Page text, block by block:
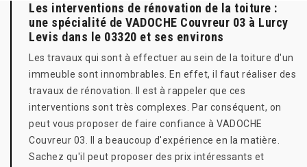
Les interventions de rénovation de la toiture :
une spécialité de VADOCHE Couvreur 03 à Lurcy
Levis dans le 03320 et ses environs
Les travaux qui sont à effectuer au sein de la toiture d'un
immeuble sont innombrables. En effet, il faut réaliser des
travaux de rénovation. Il est à rappeler que ces
interventions sont très complexes. Par conséquent, on
peut vous proposer de faire confiance à VADOCHE
Couvreur 03. Il a beaucoup d'expérience en la matière.
Sachez qu'il peut proposer des prix intéressants et